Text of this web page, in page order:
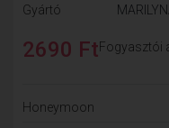
Gyártó
Fogyasztói
2690 Ft
Honeymoon